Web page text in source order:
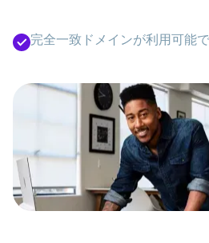
完全一致ドメインが利用可能